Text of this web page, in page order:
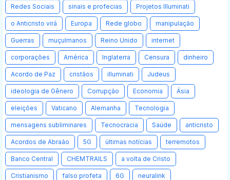
Redes Sociais sinais e profecias Projetos Illuminati
o Anticristo virá Europa Rede globo manipulação
Guerras muçulmanos Reino Unido internet
corporações América Inglaterra Censura dinheiro
Acordo de Paz cristãos illuminati Judeus
ideologia de Gênero Corrupção Economia Ásia
eleições Vaticano Alemanha Tecnologia
mensagens subliminares Tecnocracia Saúde anticristo
Acordos de Abraão 5G últimas notícias terremotos
Banco Central CHEMTRAILS a volta de Cristo
Cristianismo falso profeta 6G neuralink